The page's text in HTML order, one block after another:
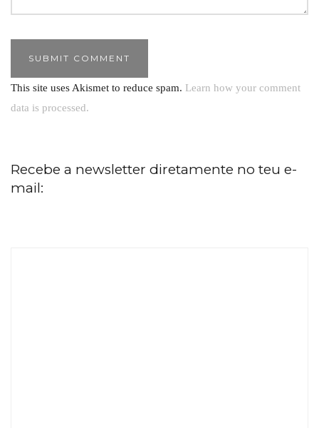
This site uses Akismet to reduce spam. Learn how your comment
data is processed.
Recebe a newsletter diretamente no teu e-
mail: